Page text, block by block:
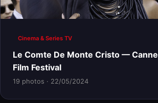
Cinema & Series TV
Le Comte De Monte Cristo —
Film Festival
19 photos · 22/05/2024